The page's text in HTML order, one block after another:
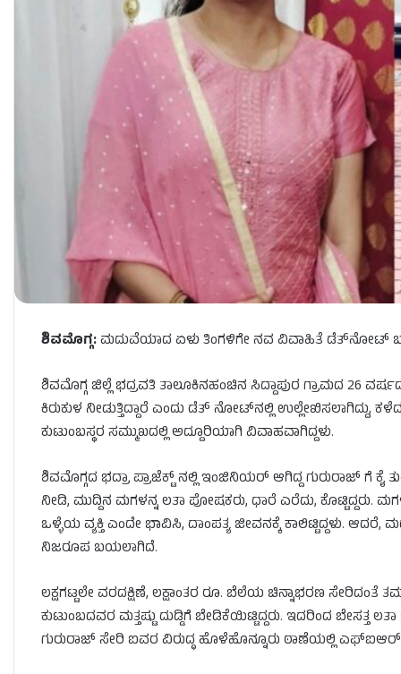
ಶಿವಮೊಗ್ಗ:ಮದುವೆಯಾದ ಏಳು ತಿಂಗಳಿಗೇ ನವ ವಿವಾಹಿತೆ ಡೆತ್​​​ನೋಟ್​
ಶಿವಮೊಗ್ಗ ಜಿಲ್ಲೆ ಭದ್ರವತಿ ತಾಲೂಕಿನಹಂಚಿನ ಸಿದ್ದಾಪುರ ಗ್ರಾಮದ 26
ಕಿರುಕುಳ ನೀಡುತ್ತಿದ್ದಾರೆ ಎಂದು ಡೆತ್​​​ ನೋಟ್​​​ನಲ್ಲಿ ಉಲ್ಲೇಖಿಸಲಾಗಿದ್ದು,
ಕುಟುಂಬಸ್ಥರ ಸಮ್ಮುಖದಲ್ಲಿ ಅದ್ದೂರಿಯಾಗಿ ವಿವಾಹವಾಗಿದ್ದಳು.
ಶಿವಮೊಗ್ಗದ ಭದ್ರಾ ಪ್ರಾಜೆಕ್ಟ್ ನಲ್ಲಿ ಇಂಜಿನಿಯರ್ ಆಗಿದ್ದ ಗುರುರಾಜ್ ಗೆ ಕೈ
ನೀಡಿ, ಮುದ್ದಿನ ಮಗಳನ್ನ ಲತಾ ಪೋಷಕರು, ಧಾರೆ ಎರೆದು, ಕೊಟ್ಟಿದ್ದರು.
ಒಳ್ಳೆಯ ವ್ಯಕ್ತಿ ಎಂದೇ ಭಾವಿಸಿ, ದಾಂಪತ್ಯ ಜೀವನಕ್ಕೆ ಕಾಲಿಟ್ಟಿದ್ದಳು.
ನಿಜರೂಪ ಬಯಲಾಗಿದೆ.
ಲಕ್ಷಗಟ್ಟಲೇ ವರದಕ್ಷಿಣೆ, ಲಕ್ಷಾಂತರ ರೂ. ಬೆಲೆಯ ಚಿನ್ನಾಭರಣ ಸೇರಿದಂತೆ
ಕುಟುಂಬದವರ ಮತ್ತಷ್ಟು ದುಡ್ಡಿಗೆ ಬೇಡಿಕೆಯಿಟ್ಟಿದ್ದರು. ಇದರಿಂದ ಬೇಸತ್ತ
ಗುರುರಾಜ್ ಸೇರಿ ಐವರ ವಿರುದ್ಧ ಹೊಳೆಹೊನ್ನೂರು ಠಾಣೆಯಲ್ಲಿ